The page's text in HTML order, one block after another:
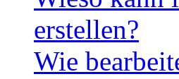
erstellen?
Wie